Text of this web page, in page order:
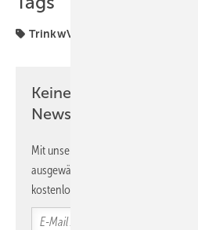
TrinkwV
Keine Zeit? Kein
Newsletter!
Mit unserem Newsletter erhalten Sie
ausgewählte Informationen und
kostenlos direkt ins Postfach.